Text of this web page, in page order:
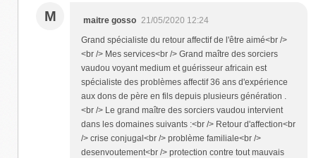
M maitre gosso 21/05/2020 12:24
Grand spécialiste du retour affectif de l'être aimé<br />
<br /> Mes services<br /> Grand maître des sorciers
vaudou voyant medium et guérisseur africain est
spécialiste des problèmes affectif 36 ans d'expérience
aux dons de père en fils depuis plusieurs génération .
<br /> Le grand maître des sorciers vaudou intervient
dans les domaines suivants :<br /> Retour d'affection<br
/> crise conjugal<br /> problème familiale<br />
desenvoutement<br /> protection contre tout mauvais